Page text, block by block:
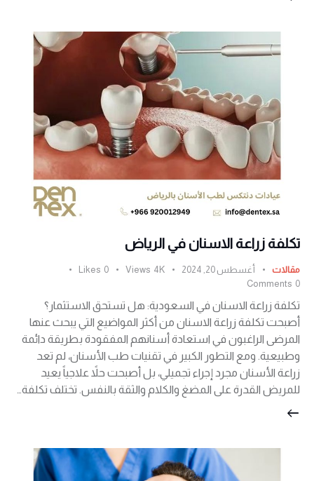
تكلفة زراعة الاسنان في الرياض
مقالات أغسطس 20, 2024 4K
Views
0
Likes
0
Comments
تكلفة زراعة الاسنان في السعودية: هل تستحق الاستثمار؟
أصبحت تكلفة زراعة الاسنان من أكثر المواضيع التي يبحث عنها
المرضى الراغبون في استعادة أسنانهم المفقودة بطريقة دائمة
وطبيعية. ومع التطور الكبير في تقنيات طب الأسنان، لم تعد
زراعة الأسنان مجرد إجراء تجميلي، بل أصبحت حلاً علاجياً يعيد
للمريض القدرة على المضغ والكلام والثقة بالنفس. تختلف تكلفة…